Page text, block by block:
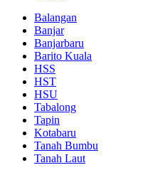
Balangan
Banjar
Banjarbaru
Barito Kuala
HSS
HST
HSU
Tabalong
Tapin
Kotabaru
Tanah Bumbu
Tanah Laut